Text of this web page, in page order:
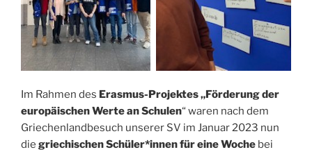
Im Rahmen des Erasmus-Projektes „Förderung der
europäischen Werte an Schulen“ waren nach dem
Griechenlandbesuch unserer SV im Januar 2023 nun
die griechischen Schüler*innen für eine Woche bei